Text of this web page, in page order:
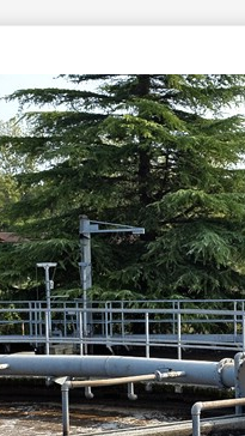
2026
gli ecocalendari 2026:
ogni giorno